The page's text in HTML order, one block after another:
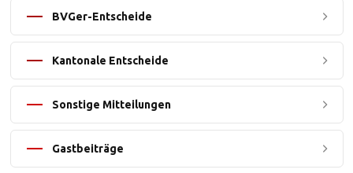
BVGer-Entscheide
Kantonale Entscheide
Sonstige Mitteilungen
Gastbeiträge